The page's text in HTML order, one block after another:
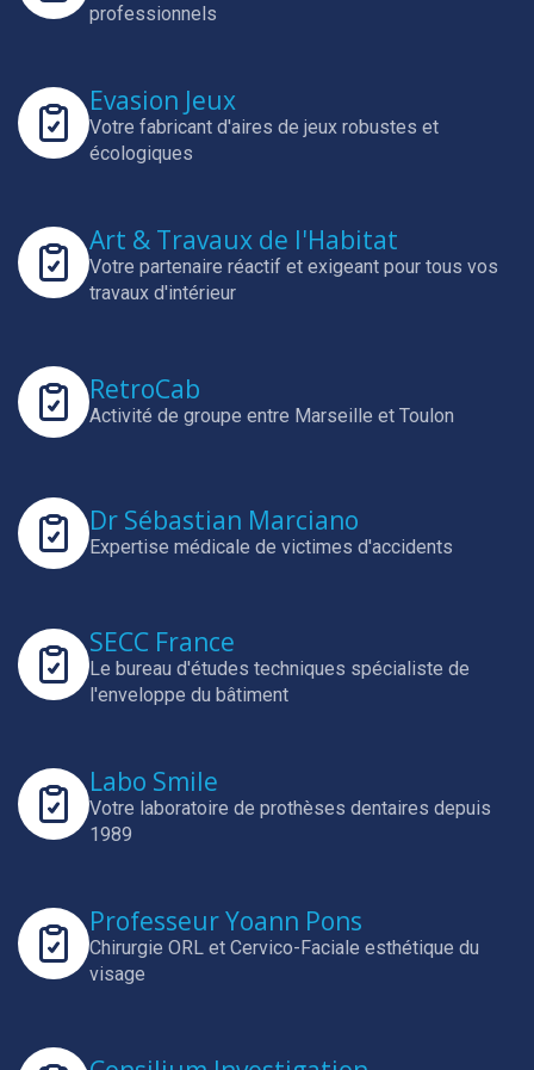
professionnels
Evasion Jeux
Votre fabricant d'aires de jeux robustes et
écologiques
Art & Travaux de l'Habitat
Votre partenaire réactif et exigeant pour tous vos
travaux d'intérieur
RetroCab
Activité de groupe entre Marseille et Toulon
Dr Sébastian Marciano
Expertise médicale de victimes d'accidents
SECC France
Le bureau d'études techniques spécialiste de
l'enveloppe du bâtiment
Labo Smile
Votre laboratoire de prothèses dentaires depuis
1989
Professeur Yoann Pons
Chirurgie ORL et Cervico-Faciale esthétique du
visage